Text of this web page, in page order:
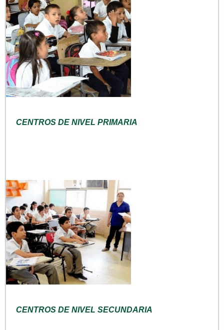
CENTROS DE NIVEL PRIMARIA
CENTROS DE NIVEL SECUNDARIA